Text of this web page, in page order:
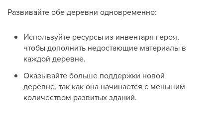
Развивайте обе деревни одновременно:
Используйте ресурсы из инвентаря героя,
чтобы дополнить недостающие материалы в
каждой деревне.
Оказывайте больше поддержки новой
деревне, так как она начинается с меньшим
количеством развитых зданий.